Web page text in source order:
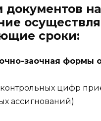
документов на
сроки:
заочная формы
цифр
ассигнований)